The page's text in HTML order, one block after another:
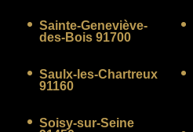
Sainte-Geneviève-
des-Bois 91700
Saulx-les-Chartreux
91160
Soisy-sur-Seine